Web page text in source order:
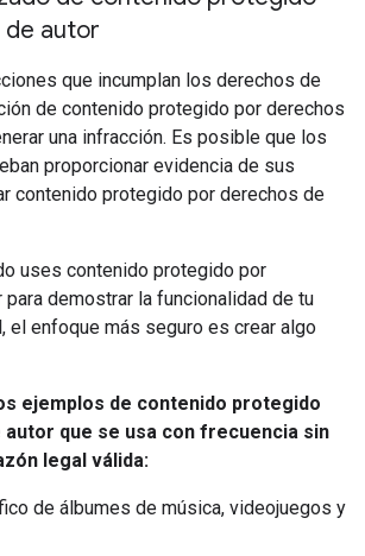
autor
que incumplan los derechos de
de contenido protegido por derechos
una infracción. Es posible que los
proporcionar evidencia de sus
contenido protegido por derechos de
uses contenido protegido por
demostrar la funcionalidad de tu
el enfoque más seguro es crear algo
ejemplos de contenido protegido
que se usa con frecuencia sin
legal válida:
de álbumes de música, videojuegos y